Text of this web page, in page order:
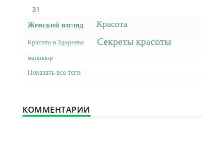
31
Женский взгляд Красота
Красота и Здоровье Секреты красоты
маникюр
Показать все теги
КОММЕНТАРИИ